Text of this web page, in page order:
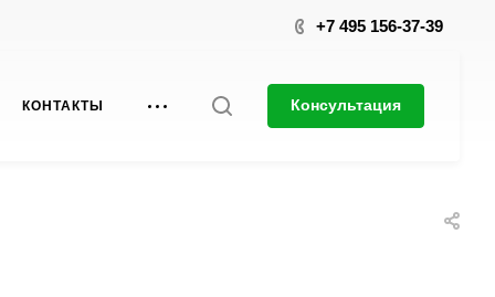
+7 495 156-37-39
КОНТАКТЫ Консультация